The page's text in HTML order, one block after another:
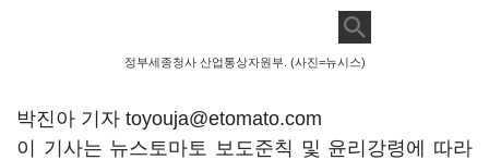
정부세종청사 산업통상자원부. (사진=뉴시스)
박진아 기자 toyouja@etomato.com
이 기사는 뉴스토마토 보도준칙 및 윤리강령에 따라